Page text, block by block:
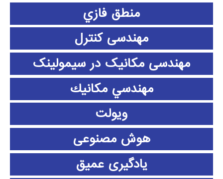
منطق فازي
مهندسی کنترل
مهندسی مکانیک در سیمولینک
مهندسي مكانيك
ویولت
هوش مصنوعی
یادگیری عمیق